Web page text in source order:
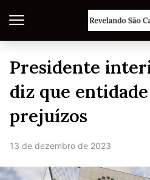
Presidente
diz que
prejuízos
13 de dezembro de 2023